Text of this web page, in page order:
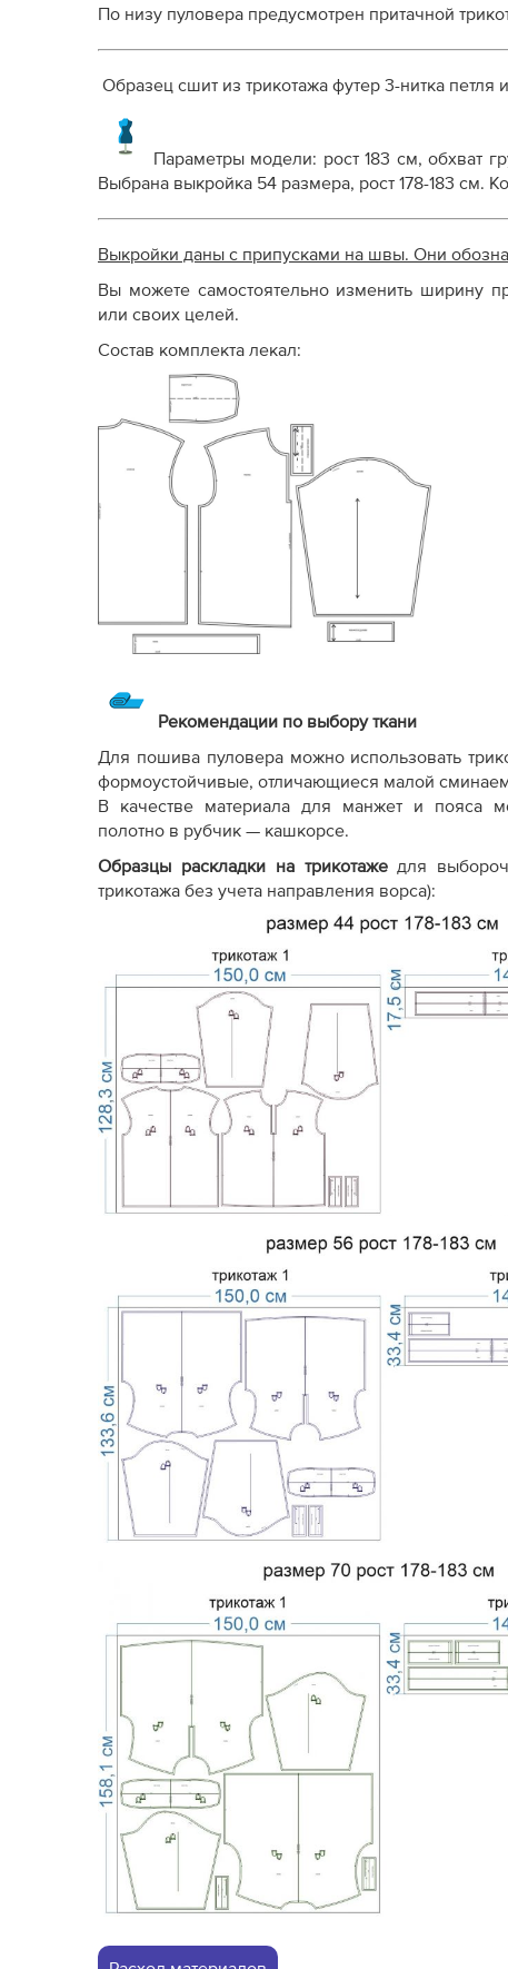
По низу пуловера предусмотрен притачной
Образец сшит из трикотажа футер 3-нитка петля
Параметры модели: рост 183 см, обхват
Выбрана выкройка 54 размера, рост 178-183 см.
Выкройки даны с припусками на швы. Они
Вы можете самостоятельно изменить ширину
или своих целей.
Состав комплекта лекал:
Рекомендации по выбору ткани
Для пошива пуловера можно использовать
формоустойчивые, отличающиеся малой
В качестве материала для манжет и пояса
полотно в рубчик — кашкорсе.
Образцы раскладки на трикотаже для
трикотажа без учета направления ворса):